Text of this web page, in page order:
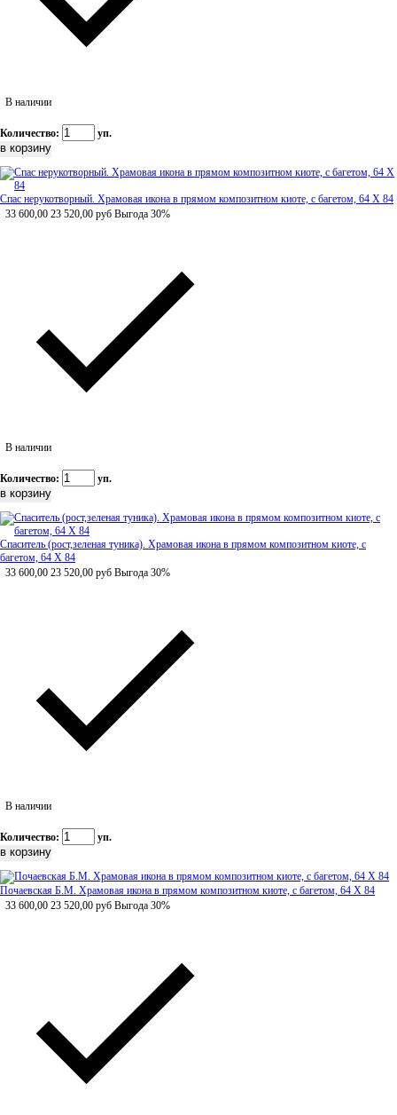
В наличии
Количество: уп.
Спас нерукотворный. Храмовая икона в прямом композитном киоте, с багетом, 64 Х 84
33 600,00 23 520,00 руб Выгода 30%
В наличии
Количество: уп.
Спаситель (рост,зеленая туника). Храмовая икона в прямом композитном киоте, с
багетом, 64 Х 84
33 600,00 23 520,00 руб Выгода 30%
В наличии
Количество: уп.
Почаевская Б.М. Храмовая икона в прямом композитном киоте, с багетом, 64 Х 84
33 600,00 23 520,00 руб Выгода 30%